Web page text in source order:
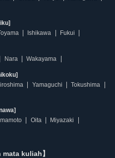
Ishikawa Fukui
Nara Wakayama
Yamaguchi
Tokushima
Oita
Miyazaki
kuliah】